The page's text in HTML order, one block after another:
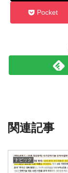
Pocket
関連記事
トピック